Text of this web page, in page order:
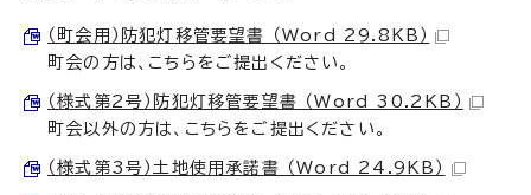
（町会用）防犯灯移管要望書 （Word 29.8KB）
町会の方は、こちらをご提出ください。
（様式第2号）防犯灯移管要望書 （Word 30.2KB）
町会以外の方は、こちらをご提出ください。
（様式第3号）土地使用承諾書 （Word 24.9KB）